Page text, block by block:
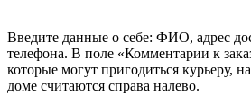
Введите данные о себе: ФИО, адрес
телефона. В поле «Комментарии к
которые могут пригодиться курьеру,
доме считаются справа налево.